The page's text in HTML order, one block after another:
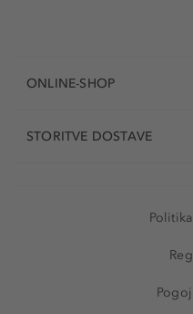
ONLINE-SHOP
STORITVE DOSTAVE